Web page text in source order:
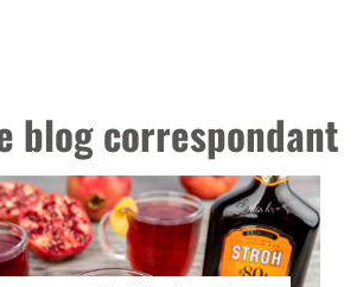
blog correspondant